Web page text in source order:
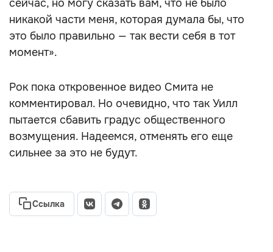
сейчас, но могу сказать вам, что не было
никакой части меня, которая думала бы, что
это было правильно — так вести себя в тот
момент».
Рок пока откровенное видео Смита не
комментировал. Но очевидно, что так Уилл
пытается сбавить градус общественного
возмущения. Надеемся, отменять его еще
сильнее за это не будут.
Ссылка